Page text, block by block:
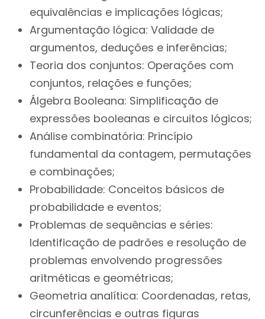
equivalências e implicações lógicas;
Argumentação lógica: Validade de
argumentos, deduções e inferências;
Teoria dos conjuntos: Operações com
conjuntos, relações e funções;
Álgebra Booleana: Simplificação de
expressões booleanas e circuitos lógicos;
Análise combinatória: Princípio
fundamental da contagem, permutações
e combinações;
Probabilidade: Conceitos básicos de
probabilidade e eventos;
Problemas de sequências e séries:
Identificação de padrões e resolução de
problemas envolvendo progressões
aritméticas e geométricas;
Geometria analítica: Coordenadas, retas,
circunferências e outras figuras